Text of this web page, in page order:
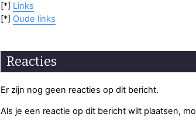
[*] Links
[*] Oude links
Reacties
Er zijn nog geen reacties op dit bericht.
Als je een reactie op dit bericht wilt plaatsen,